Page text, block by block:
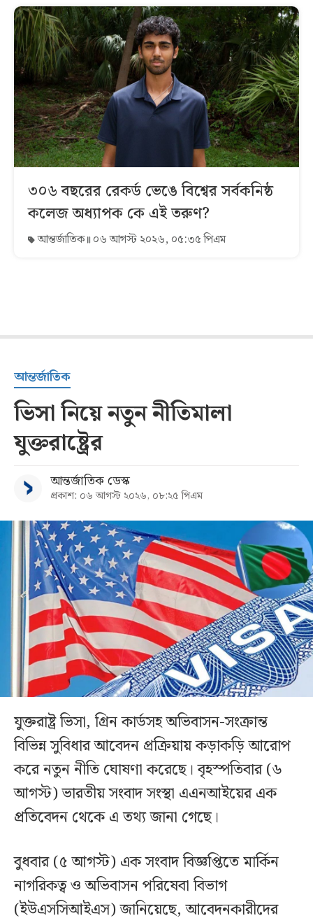
৩০৬ বছরের রেকর্ড ভেঙে বিশ্বের সর্বকনিষ্ঠ
কলেজ অধ্যাপক কে এই তরুণ?
আন্তর্জাতিক ০৬ আগস্ট ২০২৬, ০৫:৩৫ পিএম
আন্তর্জাতিক
ভিসা নিয়ে নতুন নীতিমালা
যুক্তরাষ্ট্রের
আন্তর্জাতিক ডেস্ক
প্রকাশ: ০৬ আগস্ট ২০২৬, ০৮:২৫ পিএম
যুক্তরাষ্ট্র ভিসা, গ্রিন কার্ডসহ অভিবাসন-সংক্রান্ত
বিভিন্ন সুবিধার আবেদন প্রক্রিয়ায় কড়াকড়ি আরোপ
করে নতুন নীতি ঘোষণা করেছে। বৃহস্পতিবার (৬
আগস্ট) ভারতীয় সংবাদ সংস্থা এএনআইয়ের এক
প্রতিবেদন থেকে এ তথ্য জানা গেছে।
বুধবার (৫ আগস্ট) এক সংবাদ বিজ্ঞপ্তিতে মার্কিন
নাগরিকত্ব ও অভিবাসন পরিষেবা বিভাগ
(ইউএসসিআইএস) জানিয়েছে, আবেদনকারীদের